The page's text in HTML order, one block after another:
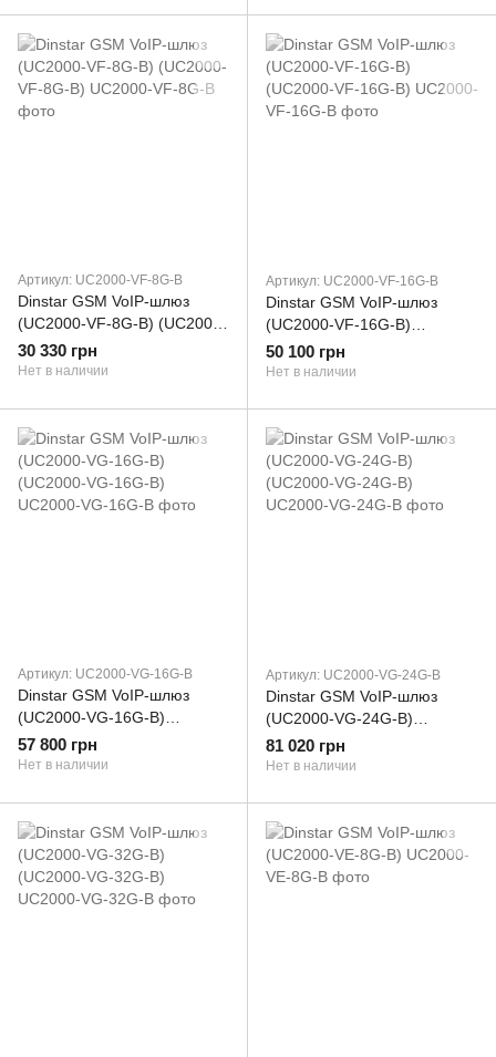
Артикул: UC2000-VF-8G-B
Dinstar GSM VoIP-шлюз
(UC2000-VF-8G-B) (UC2000-
VF-8G-B)
30 330 грн
Нет в наличии
Артикул: UC2000-VF-16G-B
Dinstar GSM VoIP-шлюз
(UC2000-VF-16G-B)
(UC2000-VF-16G-B)
50 100 грн
Нет в наличии
Артикул: UC2000-VG-16G-B
Dinstar GSM VoIP-шлюз
(UC2000-VG-16G-B)
(UC2000-VG-16G-B)
57 800 грн
Нет в наличии
Артикул: UC2000-VG-24G-B
Dinstar GSM VoIP-шлюз
(UC2000-VG-24G-B)
(UC2000-VG-24G-B)
81 020 грн
Нет в наличии